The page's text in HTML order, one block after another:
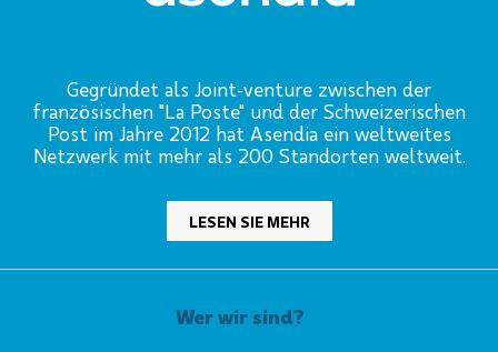
Gegründet als Joint-venture zwischen der
französischen "La Poste" und der Schweizerischen
Post im Jahre 2012 hat Asendia ein weltweites
Netzwerk mit mehr als 200 Standorten weltweit.
LESEN SIE MEHR
Wer wir sind?